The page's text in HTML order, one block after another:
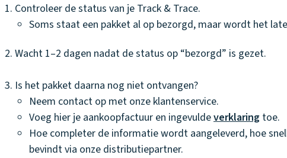
Controleer de status van je Track & Trace.
Soms staat een pakket al op bezorgd, maar wordt het
Wacht 1–2 dagen nadat de status op “bezorgd” is gezet.
Is het pakket daarna nog niet ontvangen?
Neem contact op met onze klantenservice.
Voeg hier je aankoopfactuur en ingevuldeverklaring toe.
Hoe completer de informatie wordt aangeleverd, hoe
bevindt via onze distributiepartner.